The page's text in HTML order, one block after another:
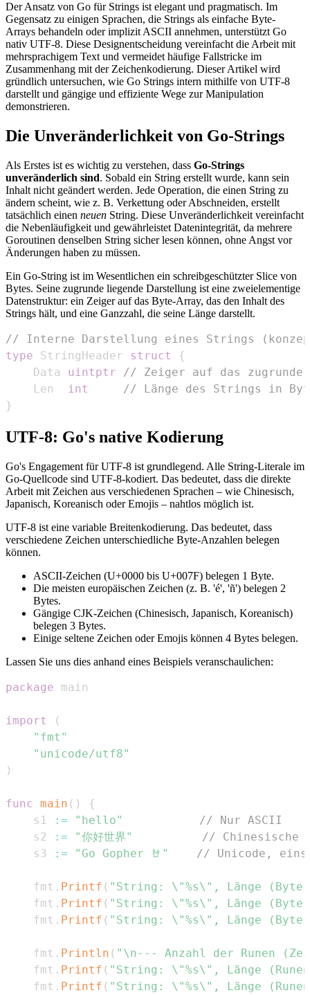
Der Ansatz von Go für Strings ist elegant und pragmatisch. Im
Gegensatz zu einigen Sprachen, die Strings als einfache Byte-
Arrays behandeln oder implizit ASCII annehmen, unterstützt Go
nativ UTF-8. Diese Designentscheidung vereinfacht die Arbeit mit
mehrsprachigem Text und vermeidet häufige Fallstricke im
Zusammenhang mit der Zeichenkodierung. Dieser Artikel wird
gründlich untersuchen, wie Go Strings intern mithilfe von UTF-8
darstellt und gängige und effiziente Wege zur Manipulation
demonstrieren.
Die Unveränderlichkeit von Go-Strings
Als Erstes ist es wichtig zu verstehen, dass Go-Strings
unveränderlich sind. Sobald ein String erstellt wurde, kann sein
Inhalt nicht geändert werden. Jede Operation, die einen String zu
ändern scheint, wie z. B. Verkettung oder Abschneiden, erstellt
tatsächlich einen neuen String. Diese Unveränderlichkeit vereinfacht
die Nebenläufigkeit und gewährleistet Datenintegrität, da mehrere
Goroutinen denselben String sicher lesen können, ohne Angst vor
Änderungen haben zu müssen.
Ein Go-String ist im Wesentlichen ein schreibgeschützter Slice von
Bytes. Seine zugrunde liegende Darstellung ist eine zweielementige
Datenstruktur: ein Zeiger auf das Byte-Array, das den Inhalt des
Strings hält, und eine Ganzzahl, die seine Länge darstellt.
// Interne Darstellung eines Strings
type StringHeader struct
{
	Data
uintptr
// Zeiger auf das zugrunde
	Len
int
// Länge des Strings in
}
UTF-8: Go's native Kodierung
Go's Engagement für UTF-8 ist grundlegend. Alle String-Literale im
Go-Quellcode sind UTF-8-kodiert. Das bedeutet, dass die direkte
Arbeit mit Zeichen aus verschiedenen Sprachen – wie Chinesisch,
Japanisch, Koreanisch oder Emojis – nahtlos möglich ist.
UTF-8 ist eine variable Breitenkodierung. Das bedeutet, dass
verschiedene Zeichen unterschiedliche Byte-Anzahlen belegen
können.
ASCII-Zeichen (U+0000 bis U+007F) belegen 1 Byte.
Die meisten europäischen Zeichen (z. B. 'é', 'ñ') belegen 2
Bytes.
Gängige CJK-Zeichen (Chinesisch, Japanisch, Koreanisch)
belegen 3 Bytes.
Einige seltene Zeichen oder Emojis können 4 Bytes belegen.
Lassen Sie uns dies anhand eines Beispiels veranschaulichen:
package
import
(
"fmt"
"unicode/utf8"
)
func main ( )
{
	s1
:= "hello"
// Nur ASCII
	s2
:= "你好世界"
// Chinesische
	s3
:= "Go Gopher 🤘" // Unicode,
	fmt
. Printf ( "String: \"%s\", Länge
	fmt
. Printf ( "String: \"%s\", Länge
	fmt
. Printf ( "String: \"%s\", Länge
	fmt
. Println ( "\n--- Anzahl der Runen
	fmt
. Printf ( "String: \"%s\", Länge
	fmt
. Printf ( "String: \"%s\", Länge